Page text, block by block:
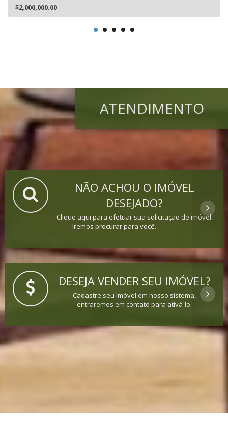
$2,000,000.00
ATENDIMENTO
NÃO ACHOU O IMÓVEL
DESEJADO?
Clique aqui para efetuar sua solicitação de imóvel.
Iremos procurar para você.
DESEJA VENDER SEU IMÓVEL?
Cadastre seu imóvel em nosso sistema,
entraremos em contato para ativá-lo.